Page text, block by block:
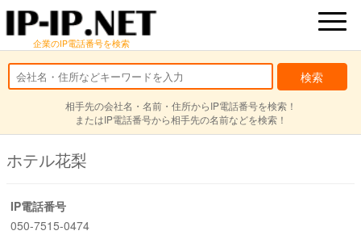
企業のIP電話番号を検索
相手先の会社名・名前・住所からIP電話番号を検索！
またはIP電話番号から相手先の名前などを検索！
ホテル花梨
IP電話番号
050-7515-0474